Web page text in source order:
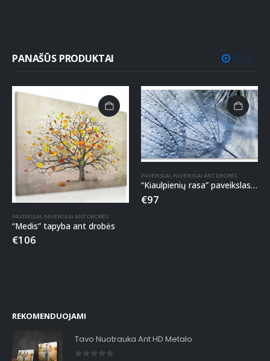
PANAŠŪS PRODUKTAI
PAVEIKSLAI PAVEIKSLAI ANT DROBĖS
“Medis” tapyba ant drobės
€106
PAVEIKSLAI, PAVEIKSLAI ANT DROBĖS
“Kiaulpienių rasa” paveikslas ant drobės
€97
REKOMENDUOJAMI
Tavo Nuotrauka Ant HD Metalo